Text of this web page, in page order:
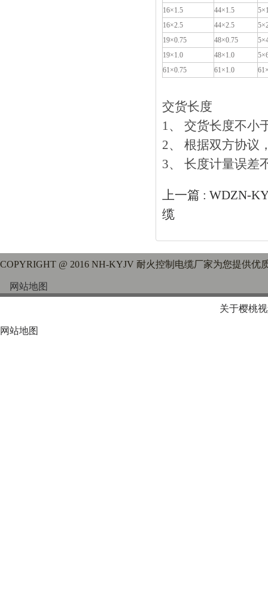
16×1.5 44×1.5 5
16×2.5 44×2.5 5
19×0.75 48×0.75 5
19×1.0 48×1.0 5
61×0.75 61×1.0 61
交货长度
1、 交货长度不
2、 根据双方协议
3、 长度计量误差
上一篇 : WDZN-
缆
COPYRIGHT @ 2016 NH-KYJV 耐火控制电缆厂家为您提供优
网站地图
关于樱桃
网站地图